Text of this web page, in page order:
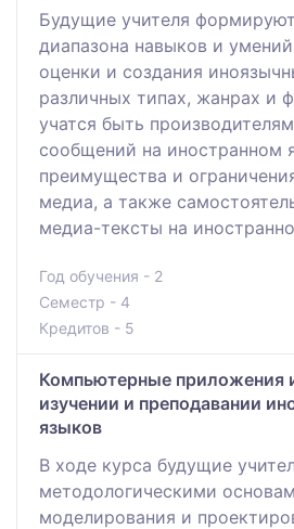
Будущие учителя
диапазона навыков и
оценки и создания
различных типах, жанрах и
учатся быть
сообщений на иностранном
преимущества и
медиа, а также
медиа-тексты на
Год обучения - 2
Семестр - 4
Кредитов - 5
Компьютерные приложения
изучении и преподавании
языков
В ходе курса будущие
методологическими
моделирования и